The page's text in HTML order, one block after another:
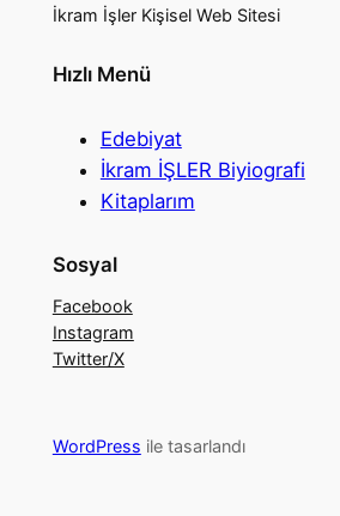
İkram İşler Kişisel Web Sitesi
Hızlı Menü
Edebiyat
İkram İŞLER Biyiografi
Kitaplarım
Sosyal
Facebook
Instagram
Twitter/X
WordPress ile tasarlandı